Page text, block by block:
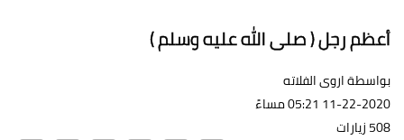
أعظم رجل ( صلى الله عليه وسلم )
بواسطة اروى الفلاته
11-22-2020 05:21 مساءً
508 زيارات